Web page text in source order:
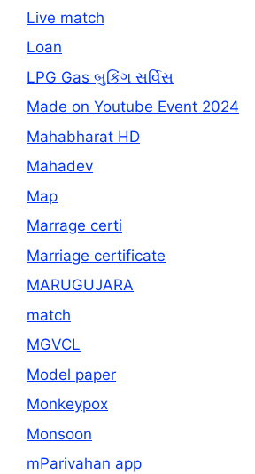
Live match
Loan
LPG Gas બુકિંગ સર્વિસ
Made on Youtube Event 2024
Mahabharat HD
Mahadev
Map
Marrage certi
Marriage certificate
MARUGUJARA
match
MGVCL
Model paper
Monkeypox
Monsoon
mParivahan app